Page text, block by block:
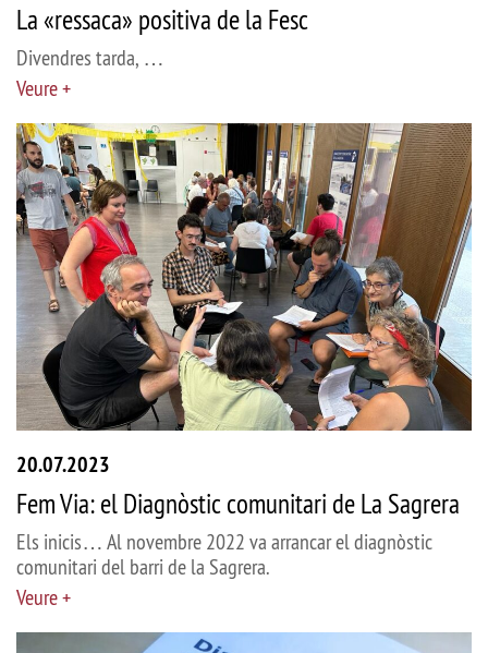
La «ressaca» positiva de la Fesc
Divendres tarda, …
Veure +
20.07.2023
Fem Via: el Diagnòstic comunitari de La Sagrera
Els inicis… Al novembre 2022 va arrancar el diagnòstic
comunitari del barri de la Sagrera.
Veure +